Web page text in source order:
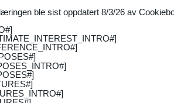
ble sist oppdatert 8/3/26 av